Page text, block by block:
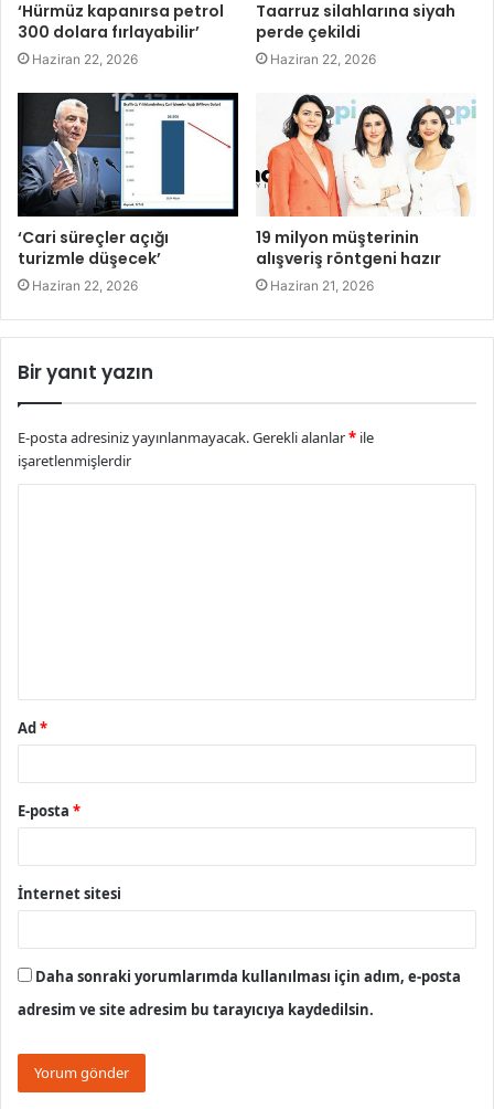
‘Hürmüz kapanırsa petrol
300 dolara fırlayabilir’
Haziran 22, 2026
Taarruz silahlarına siyah
perde çekildi
Haziran 22, 2026
‘Cari süreçler açığı
turizmle düşecek’
Haziran 22, 2026
19 milyon müşterinin
alışveriş röntgeni hazır
Haziran 21, 2026
Bir yanıt yazın
E-posta adresiniz yayınlanmayacak.Gerekli alanlar* ile
işaretlenmişlerdir
Ad *
E-posta *
İnternet sitesi
Daha sonraki yorumlarımda kullanılması için adım, e-posta
adresim ve site adresim bu tarayıcıya kaydedilsin.